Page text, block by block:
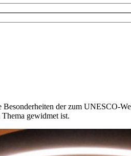
der zum UNESCO-
gewidmet ist.